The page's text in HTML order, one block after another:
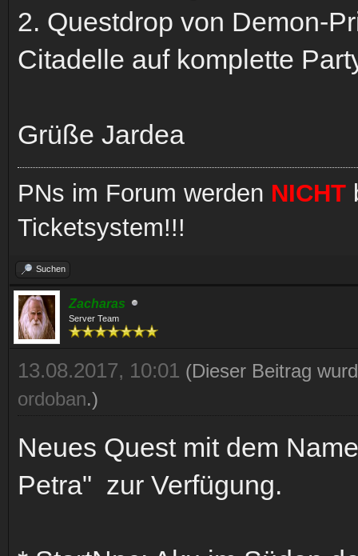
2. Questdrop von Demon-
Citadelle auf komplette
Grüße Jardea
PNs im Forum werden NICHT
Ticketsystem!!!
Suchen
Zacharas
Server Team
13.08.2017, 10:01 (Dieser Beitrag
ordoban.)
Neues Quest mit dem
Petra" zur Verfügung.